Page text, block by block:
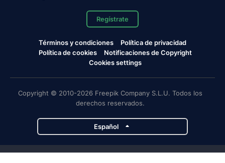
Regístrate
Términos y condiciones
Política de privacidad
Política de cookies
Notificaciones de Copyright
Cookies settings
Copyright © 2010-2026 Freepik Company S.L.U. Todos los
derechos reservados.
Español